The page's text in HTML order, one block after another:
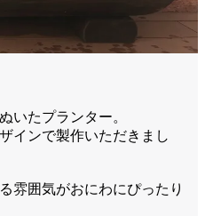
いたプランター。
インで製作いただきまし
雰囲気がおにわにぴったり